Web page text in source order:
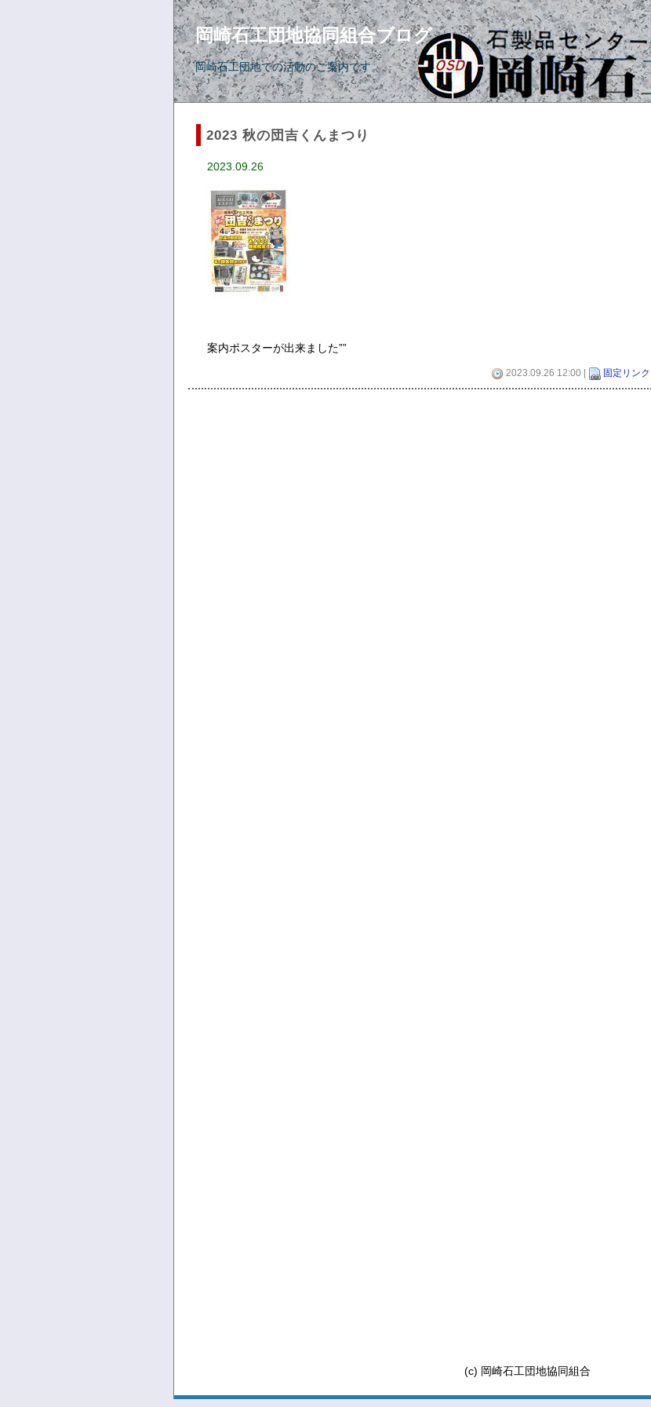
岡崎石工団地協同組合ブログ
岡崎石工団地での活動のご案内です。
2023 秋の団吉くんまつり
2023.09.26
案内ポスターが出来ました””
2023.09.26 12:00 | 固定リンク
(c) 岡崎石工団地協同組合